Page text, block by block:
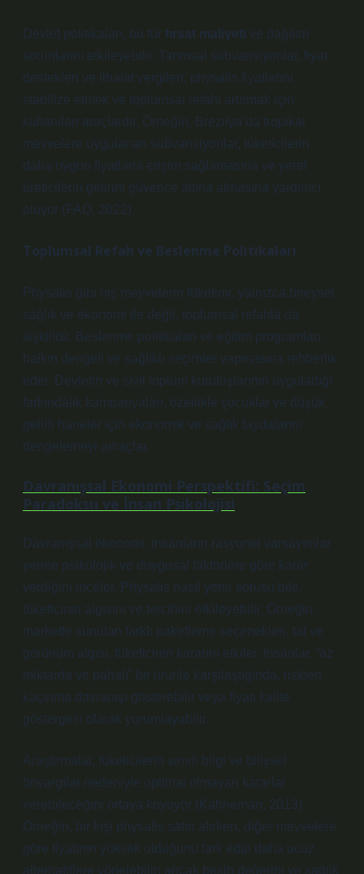
Devlet politikaları, bu tür fırsat maliyeti ve dağılım
sorunlarını etkileyebilir. Tarımsal sübvansiyonlar, fiyat
destekleri ve ithalat vergileri, physalis fiyatlarını
stabilize etmek ve toplumsal refahı artırmak için
kullanılan araçlardır. Örneğin, Brezilya’da tropikal
meyvelere uygulanan sübvansiyonlar, tüketicilerin
daha uygun fiyatlarla erişim sağlamasına ve yerel
üreticilerin gelirini güvence altına almasına yardımcı
oluyor (FAO, 2022).
Toplumsal Refah ve Beslenme Politikaları
Physalis gibi niş meyvelerin tüketimi, yalnızca bireysel
sağlık ve ekonomi ile değil, toplumsal refahla da
ilişkilidir. Beslenme politikaları ve eğitim programları,
halkın dengeli ve sağlıklı seçimler yapmasına rehberlik
eder. Devletin ve sivil toplum kuruluşlarının uyguladığı
farkındalık kampanyaları, özellikle çocuklar ve düşük
gelirli haneler için ekonomik ve sağlık faydalarını
dengelemeyi amaçlar.
Davranışsal Ekonomi Perspektifi: Seçim
Paradoksu ve İnsan Psikolojisi
Davranışsal ekonomi, insanların rasyonel varsayımlar
yerine psikolojik ve duygusal faktörlere göre karar
verdiğini inceler. Physalis nasıl yenir sorusu bile,
tüketicinin algısını ve tercihini etkileyebilir. Örneğin,
markette sunulan farklı paketleme seçenekleri, tat ve
görünüm algısı, tüketicinin kararını etkiler. İnsanlar, “az
miktarda ve pahalı” bir ürünle karşılaştığında, riskten
kaçınma davranışı gösterebilir veya fiyatı kalite
göstergesi olarak yorumlayabilir.
Araştırmalar, tüketicilerin sınırlı bilgi ve bilişsel
önyargılar nedeniyle optimal olmayan kararlar
verebileceğini ortaya koyuyor (Kahneman, 2013).
Örneğin, bir kişi physalis satın alırken, diğer meyvelere
göre fiyatının yüksek olduğunu fark edip daha ucuz
alternatiflere yönelebilir; ancak besin değerini ve sağlık